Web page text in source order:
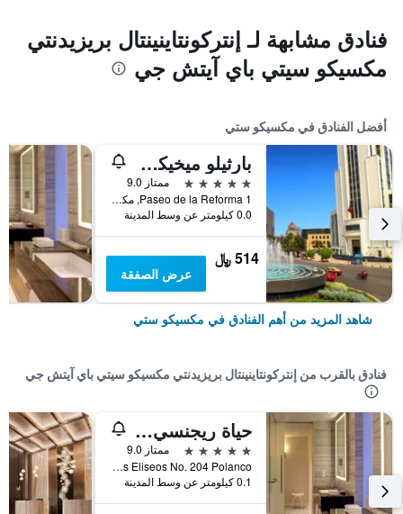
فنادق مشابهة لـ إنتركونتاينينتال بريزيدنتي
مكسيكو سيتي باي آيتش جي
أفضل الفنادق في مكسيكو ستي
بارثيلو ميخيكو ريفورما
5 نجوم
ممتاز 9.0
Paseo de la Reforma 1, مكسيكو ستي, ولاية مقاطعة مدينة مكسيكو الفيدرالية, المكسيك
0.0 كيلومتر عن وسط المدينة
514 ﷼
عرض الصفقة
شاهد المزيد من أهم الفنادق في مكسيكو ستي
فنادق بالقرب من إنتركونتاينينتال بريزيدنتي مكسيكو سيتي باي آيتش جي
حياة ريجنسي مكسيكو سيتي
5 نجوم
ممتاز 9.0
Campos Eliseos No. 204 Polanco, مكسيكو ستي, ولاية مقاطعة مدينة مكسيكو الفيدرالية, المكسيك
0.1 كيلومتر عن وسط المدينة